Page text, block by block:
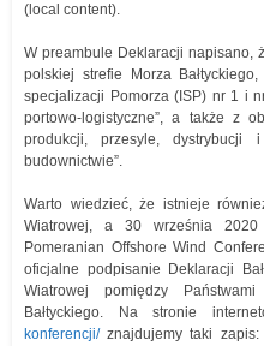
(local content).
W preambule Deklaracji napisano,
polskiej strefie Morza
specjalizacji Pomorza (ISP) nr 1 i
portowo-logistyczne”, a także z
produkcji, przesyle,
budownictwie”.
Warto wiedzieć, że istnieje
Wiatrowej, a 30 września
Pomeranian Offshore Wind
oficjalne podpisanie Deklaracji
Wiatrowej pomiędzy
Bałtyckiego. Na stronie
konferencji/znajdujemy taki zapis: